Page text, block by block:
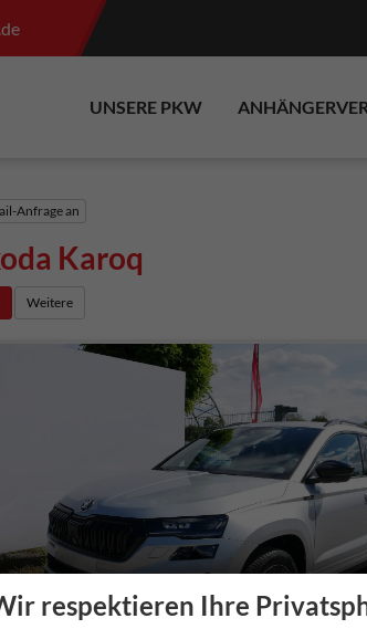
UNSERE PKW
Anfrage an
Karoq
Weitere
respektieren Ihre